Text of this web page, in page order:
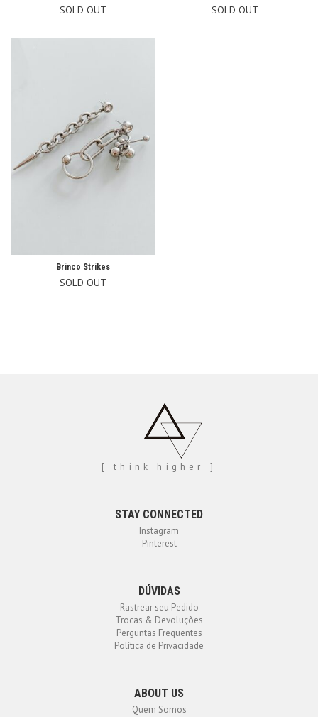
SOLD OUT SOLD OUT
Brinco Strikes
SOLD OUT
[ think higher ]
STAY CONNECTED
Instagram
Pinterest
DÚVIDAS
Rastrear seu Pedido
Trocas & Devoluções
Perguntas Frequentes
Política de Privacidade
ABOUT US
Quem Somos